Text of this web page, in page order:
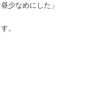
少なめにした」
。